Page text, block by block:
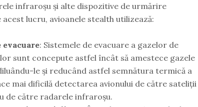
infraroșu și alte dispozitive de urmărire
lucru, avioanele stealth utilizează:
evacuare: Sistemele de evacuare a gazelor de
sunt concepute astfel încât să amestece gazele
le și reducând astfel semnătura termică a
mai dificilă detectarea avionului de către sateliții
de către radarele infraroșu.